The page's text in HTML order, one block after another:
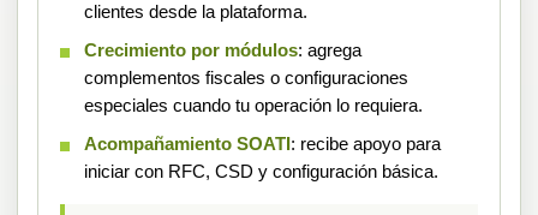
clientes desde la plataforma.
Crecimiento por módulos: agrega
complementos fiscales o configuraciones
especiales cuando tu operación lo requiera.
Acompañamiento SOATI: recibe apoyo para
iniciar con RFC, CSD y configuración básica.